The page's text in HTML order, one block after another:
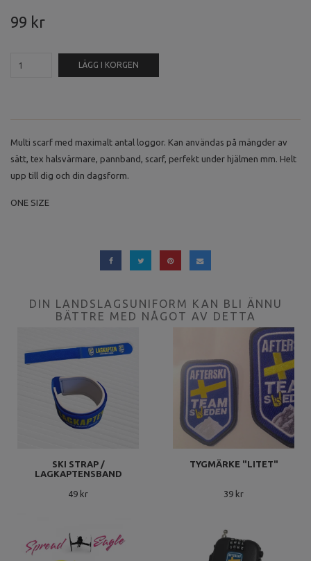
99 kr
LÄGG I KORGEN
Multi scarf med maximalt antal loggor. Kan användas på mängder av
sätt, tex halsvärmare, pannband, scarf, perfekt under hjälmen mm. Helt
upp till dig och din dagsform.
ONE SIZE
DIN LANDSLAGSUNIFORM KAN BLI ÄNNU
BÄTTRE MED NÅGOT AV DETTA
SKI STRAP /
LAGKAPTENSBAND
49 kr
TYGMÄRKE "LITET"
39 kr